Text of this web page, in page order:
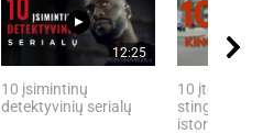
12:25
10 įsimintinų
detektyvinių serialų
10 įtemptų,
stingdančių
istorijų